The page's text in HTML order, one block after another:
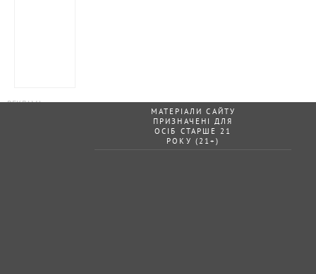
МАТЕРІАЛИ САЙТУ
ПРИЗНАЧЕНІ ДЛЯ
ОСІБ СТАРШЕ 21
РОКУ (21+)